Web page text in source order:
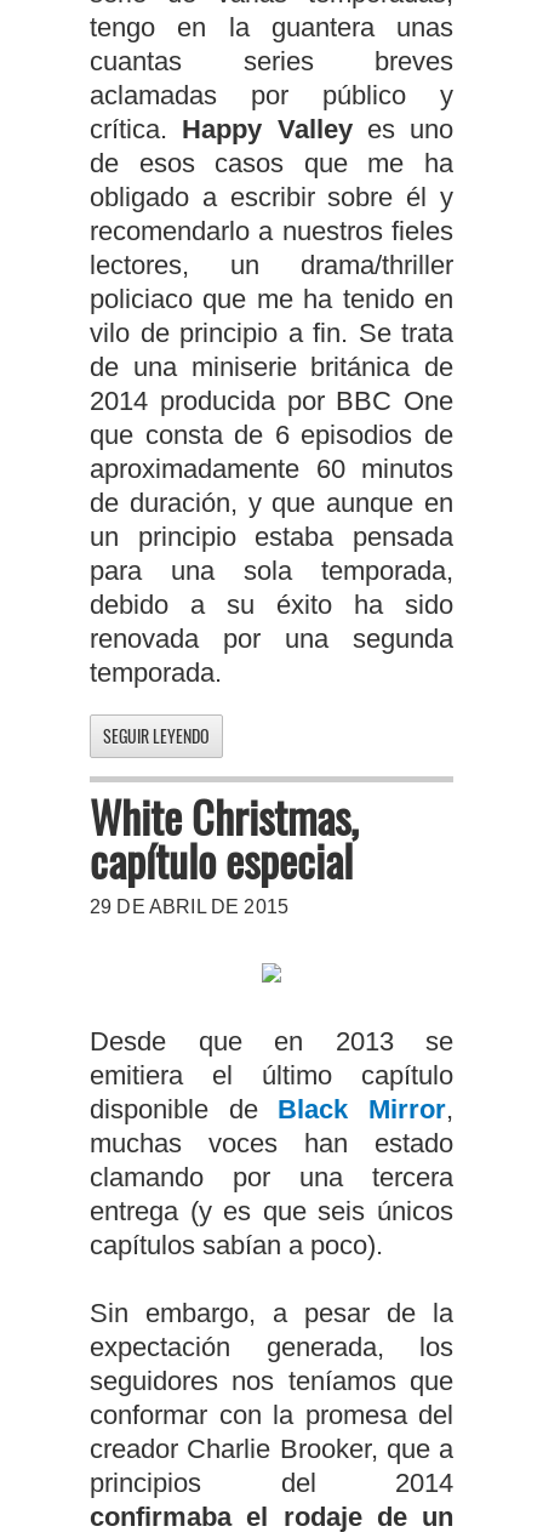
tengo en la guantera unas
cuantas series breves
aclamadas por público y
crítica. Happy Valleyes uno
de esos casos que me ha
obligado a escribir sobre él y
recomendarlo a nuestros fieles
lectores, un drama/thriller
policiaco que me ha tenido en
vilo de principio a fin. Se trata
de una miniserie británica de
2014 producida por BBC One
que consta de 6 episodios de
aproximadamente 60 minutos
de duración, y que aunque en
un principio estaba pensada
para una sola temporada,
debido a su éxito ha sido
renovada por una segunda
temporada.
SEGUIR LEYENDO
White Christmas,
capítulo especial
29 DE ABRIL DE 2015
Desde que en 2013 se
emitiera el último capítulo
disponible de Black Mirror,
muchas voces han estado
clamando por una tercera
entrega (y es que seis únicos
capítulos sabían a poco).
Sin embargo, a pesar de la
expectación generada, los
seguidores nos teníamos que
conformar con la promesa del
creador Charlie Brooker, que a
principios del 2014
confirmaba el rodaje de un